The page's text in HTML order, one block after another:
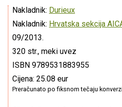
Nakladnik: Durieux
Nakladnik: Hrvatska sekcija
09/2013.
320 str., meki uvez
ISBN 9789531883955
Cijena: 25.08 eur
Preračunato po fiksnom tečaju